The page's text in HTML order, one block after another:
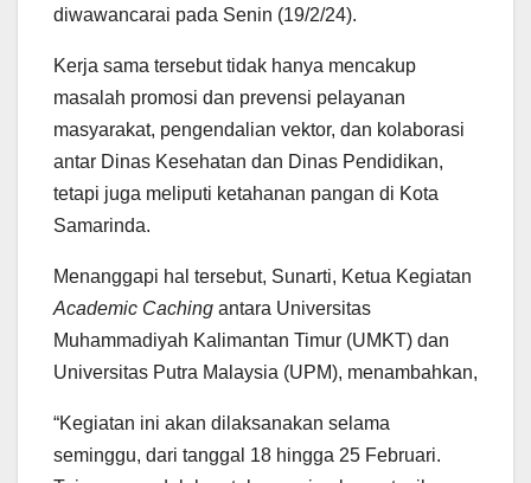
diwawancarai pada Senin (19/2/24).
Kerja sama tersebut tidak hanya mencakup
masalah promosi dan prevensi pelayanan
masyarakat, pengendalian vektor, dan kolaborasi
antar Dinas Kesehatan dan Dinas Pendidikan,
tetapi juga meliputi ketahanan pangan di Kota
Samarinda.
Menanggapi hal tersebut, Sunarti, Ketua Kegiatan
Academic Caching antara Universitas
Muhammadiyah Kalimantan Timur (UMKT) dan
Universitas Putra Malaysia (UPM), menambahkan,
“Kegiatan ini akan dilaksanakan selama
seminggu, dari tanggal 18 hingga 25 Februari.